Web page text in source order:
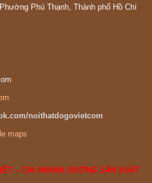
Phú Thạnh, Thành phố Hồ Chí
noithatdogovietcom
maps
– CHI NHÁNH XƯỞNG SẢN XUẤT